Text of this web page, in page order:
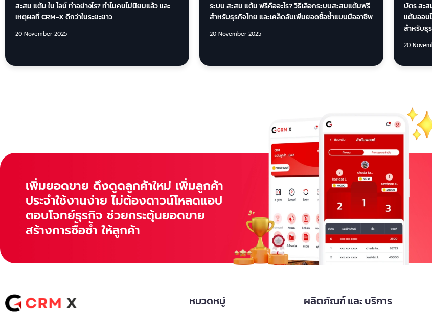
สะสม แต้ม ใน ไลน์ ทำอย่างไร? ทำไมคนไม่นิยมแล้ว และ
เหตุผลที่ CRM-X ดีกว่าในระยะยาว
20 November 2025
ระบบ สะสม แต้ม ฟรีคืออะไร? วิธีเลือกระบบสะสมแต้มฟรี
สำหรับธุรกิจไทย และเคล็ดลับเพิ่มยอดซื้อซ้ำแบบมืออาชีพ
20 November 2025
บัตร สะส
แต้มออน
สำหรับธุ
20
เพิ่มยอดขาย ดึงดูดลูกค้าใหม่ เพิ่มลูกค้า
ประจำใช้งานง่าย ไม่ต้องดาวน์โหลดแอป
ตอบโจทย์ธุรกิจ ช่วยกระตุ้นยอดขาย
สร้างการซื้อซ้ำ ให้ลูกค้า
หมวดหมู่ ผลิตภัณฑ์ และ บริการ